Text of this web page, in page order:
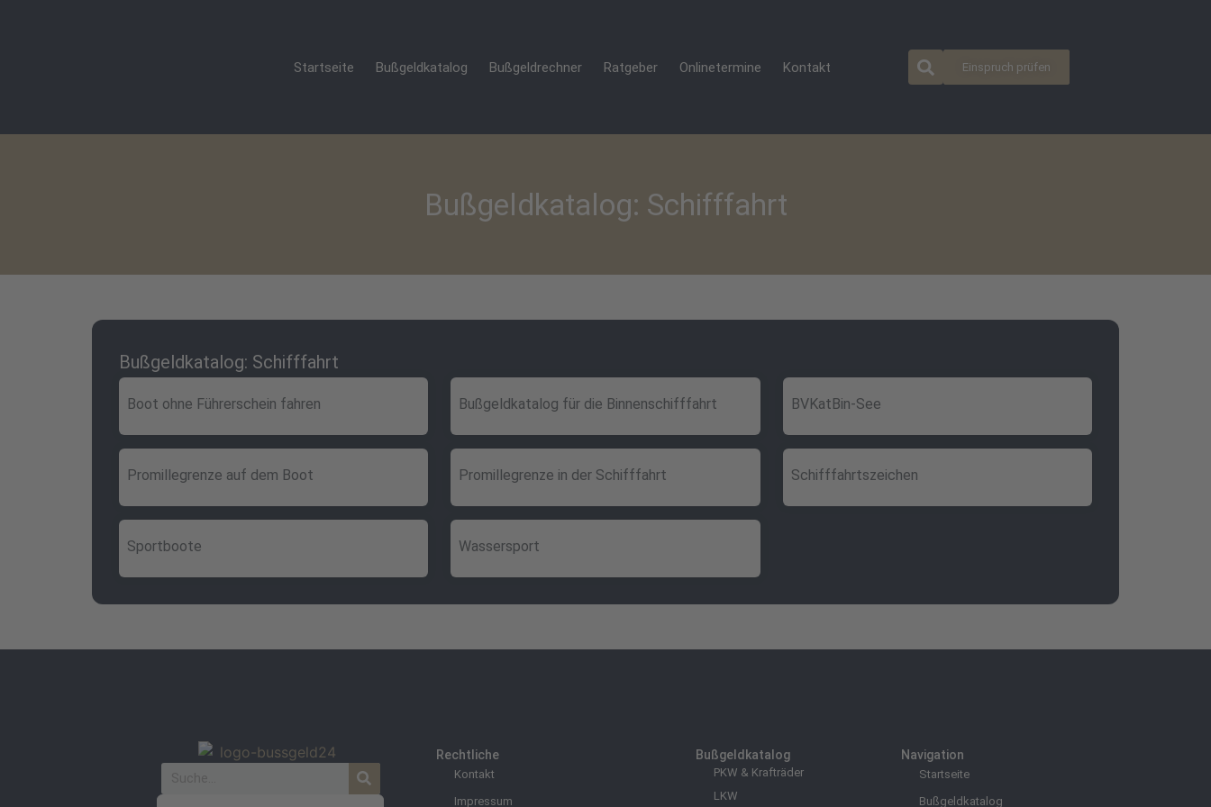
Startseite Bußgeldkatalog Bußgeldrechner Ratgeber Onlinetermine Kontakt Einspruch prüfen
Bußgeldkatalog: Schifffahrt
Bußgeldkatalog: Schifffahrt
Boot ohne Führerschein fahren Bußgeldkatalog für die Binnenschifffahrt BVKatBin-See
Promillegrenze auf dem Boot Promillegrenze in der Schifffahrt Schifffahrtszeichen
Sportboote Wassersport
Rechtliche
Kontakt
Impressum
Bußgeldkatalog
PKW & Krafträder
LKW
Navigation
Startseite
Bußgeldkatalog